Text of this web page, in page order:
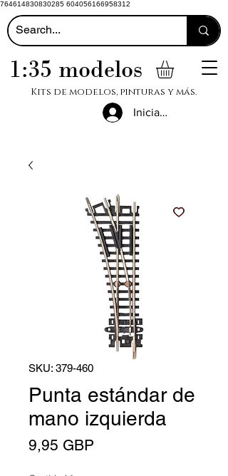
764614830830285 604056166958312
1:35 modelos
Kits de modelos, pinturas y más.
Iniciar sesión
SKU: 379-460
Punta estándar de
mano izquierda
9,95 GBP